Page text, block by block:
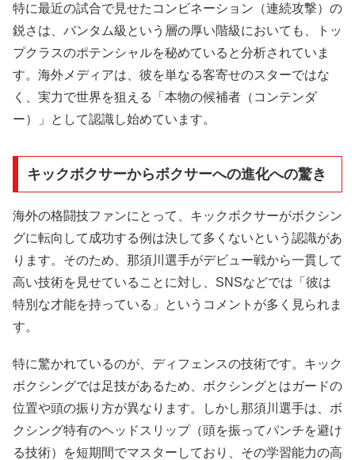
特に最近の試合で見せたコンビネーション（連続攻撃）の
鋭さは、バンタム級という層の厚い階級においても、トッ
プクラスのポテンシャルを秘めていると分析されていま
す。海外メディアは、彼を単なる客寄せのスターではな
く、実力で世界を狙える「本物の候補者（コンテンダ
ー）」として認識し始めています。
キックボクサーからボクサーへの進化への驚き
海外の格闘技ファンにとって、キックボクサーがボクシン
グに転向して成功する例は決して多くないという認識があ
ります。そのため、那須川選手がデビュー戦から一貫して
高い技術を見せていることに対し、SNSなどでは「彼は
特別な才能を持っている」というコメントが多く見られま
す。
特に驚かれているのが、ディフェンスの技術です。キック
ボクシングでは足技があるため、ボクシングとはガードの
位置や頭の振り方が異なります。しかし那須川選手は、ボ
クシング特有のヘッドスリップ（頭を振ってパンチを避け
る技術）を短期間でマスターしており、その学習能力の高